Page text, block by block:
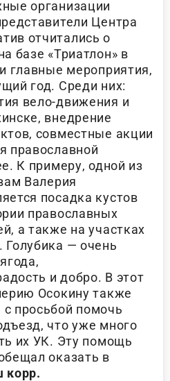
организации
Центра
отчитались о
базе «Триатлон» в
главные мероприятия,
год. Среди них:
вело-движения и
внедрение
совместные акции
православной
К примеру, одной из
Валерия
посадка кустов
православных
а также на участках
— очень
и добро. В этот
Осокину также
просьбой помочь
что уже много
их УК. Эту помощь
оказать в
корр.